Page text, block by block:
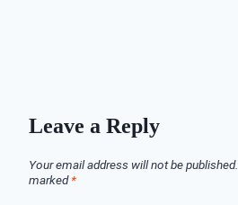
Leave a Reply
Your email address will not be published.
marked*